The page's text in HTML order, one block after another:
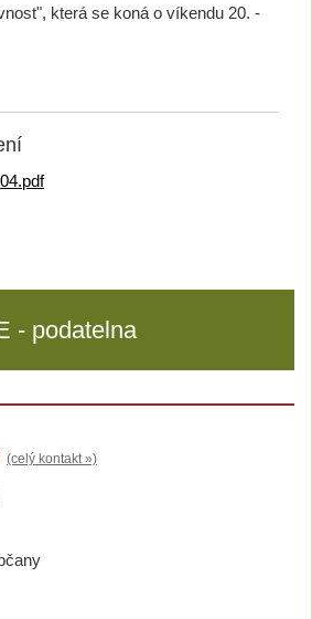
která se koná o víkendu 20. -
- podatelna
(celý kontakt »)